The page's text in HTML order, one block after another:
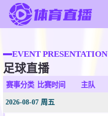
足球直播
篮球直播
足球录像
EVENT PRESENTATION
足球直播
赛事分类 比赛时间 主队
2026-08-07 周五